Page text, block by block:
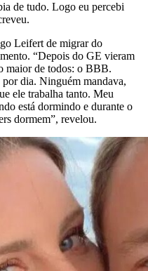
de tudo. Logo eu percebi
Leifert de migrar do
“Depois do GE vieram
maior de todos: o BBB.
dia. Ninguém mandava,
ele trabalha tanto. Meu
está dormindo e durante o
dormem”, revelou.